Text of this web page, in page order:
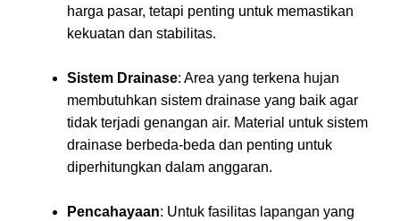
harga pasar, tetapi penting untuk memastikan
kekuatan dan stabilitas.
Sistem Drainase: Area yang terkena hujan
membutuhkan sistem drainase yang baik agar
tidak terjadi genangan air. Material untuk sistem
drainase berbeda-beda dan penting untuk
diperhitungkan dalam anggaran.
Pencahayaan: Untuk fasilitas lapangan yang